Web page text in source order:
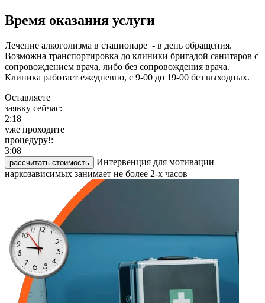
Время оказания услуги
Лечение алкоголизма в стационаре - в день обращения.
Возможна транспортировка до клиники бригадой санитаров с
сопровождением врача, либо без сопровождения врача.
Клиника работает ежедневно, с 9-00 до 19-00 без выходных.
Оставляете
заявку сейчас:
2:18
уже проходите
процедуру!:
3:08
рассчитать стоимость
Интервенция для мотивации
наркозависимых занимает не более 2-х часов